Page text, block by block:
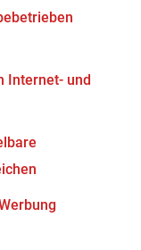
Internet- und